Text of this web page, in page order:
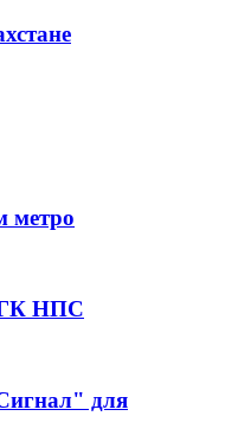
метро
НПС
для